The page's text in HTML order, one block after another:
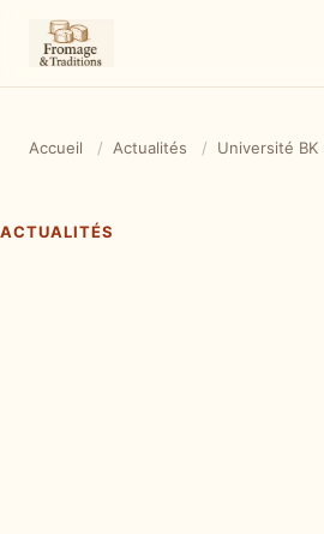
Accueil / Actualités / Université
ACTUALITÉS